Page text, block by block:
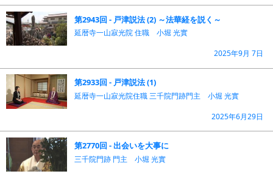
第2943回 - 戸津説法 (2) ～法華経を説く～
延暦寺一山寂光院 住職 小堀 光實
2025年9月 7日
第2933回 - 戸津説法 (1)
延暦寺一山寂光院住職 三千院門跡門主 小堀 光實
2025年6月29日
第2770回 - 出会いを大事に
三千院門跡 門主 小堀 光實